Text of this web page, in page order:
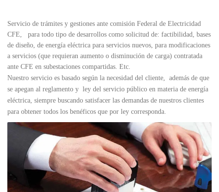
Servicio de trámites y gestiones ante comisión Federal de Electricidad
CFE, para todo tipo de desarrollos como solicitud de: factibilidad, bases
de diseño, de energía eléctrica para servicios nuevos, para modificaciones
a servicios (que requieran aumento o disminución de carga) contratada
ante CFE en subestaciones compartidas. Etc.
Nuestro servicio es basado según la necesidad del cliente, además de que
se apegan al reglamento y ley del servicio público en materia de energía
eléctrica, siempre buscando satisfacer las demandas de nuestros clientes
para obtener todos los benéficos que por ley corresponda.